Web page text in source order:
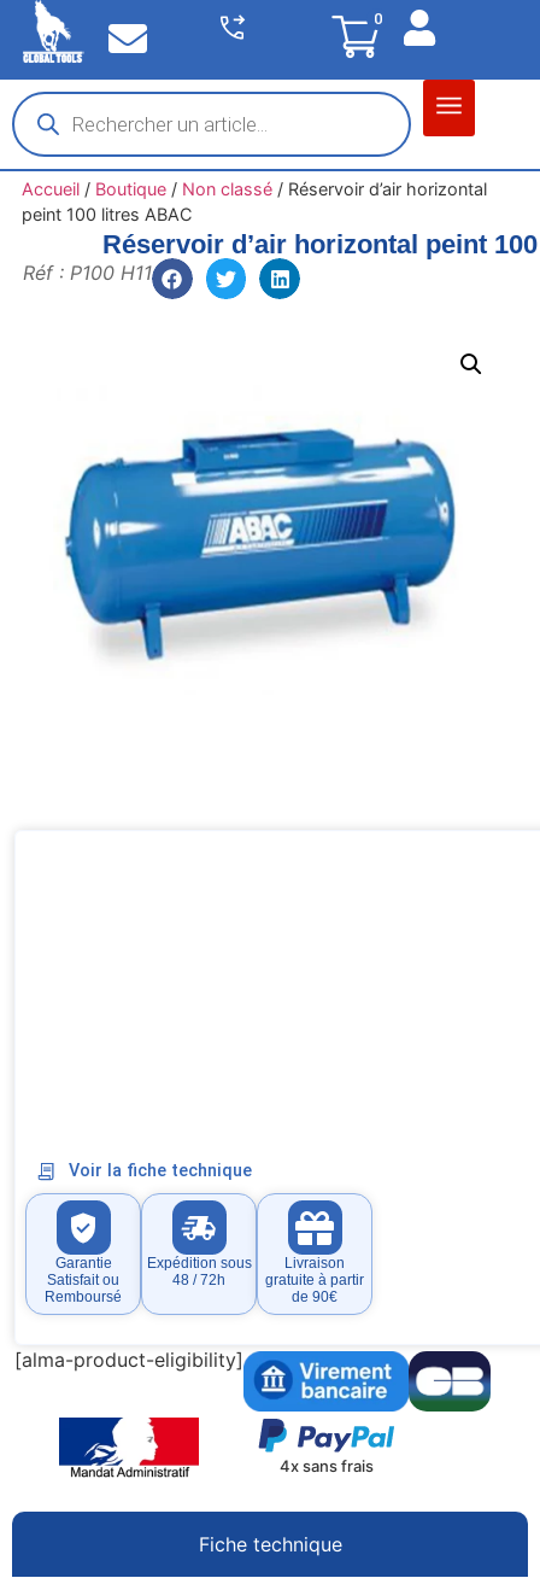
0
Accueil/ Boutique/ Non classé/ Réservoir d’air horizontal
peint 100 litres ABAC
Réservoir d’air horizontal peint
Réf : P100 H11
Voir la fiche technique
Garantie
Satisfait ou
Remboursé
Expédition sous
48 / 72h
Livraison
gratuite à partir
de 90€
[alma-product-eligibility]
4x sans frais
Fiche technique